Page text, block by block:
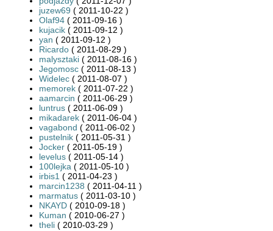
juzew69 ( 2011-10-22 )
Olaf94 ( 2011-09-16 )
kujacik ( 2011-09-12 )
yan ( 2011-09-12 )
Ricardo ( 2011-08-29 )
malysztaki ( 2011-08-16 )
Jegomosc ( 2011-08-13 )
Widelec ( 2011-08-07 )
memorek ( 2011-07-22 )
aamarcin ( 2011-06-29 )
luntrus ( 2011-06-09 )
mikadarek ( 2011-06-04 )
vagabond ( 2011-06-02 )
pustelnik ( 2011-05-31 )
Jocker ( 2011-05-19 )
levelus ( 2011-05-14 )
100lejka ( 2011-05-10 )
irbis1 ( 2011-04-23 )
marcin1238 ( 2011-04-11 )
marmatus ( 2011-03-10 )
NKAYD ( 2010-09-18 )
Kuman ( 2010-06-27 )
theli ( 2010-03-29 )